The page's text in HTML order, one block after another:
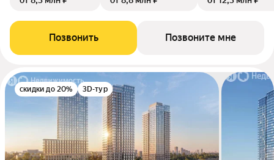
Позвонить Позвоните мне
скидки до 20% 3D-тур